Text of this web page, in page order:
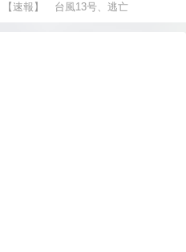
【速報】 台風13号、逃亡